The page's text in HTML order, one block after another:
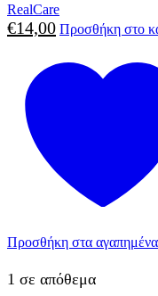
RealCare
€14,00 Προσθήκη στο
Προσθήκη στα αγαπημένα
1 σε απόθεμα